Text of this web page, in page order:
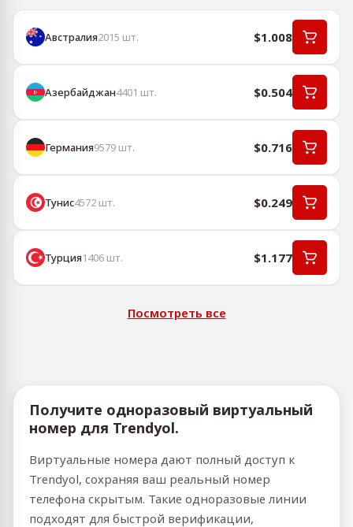
Австралия2015 шт. $1.008
Азербайджан4401 шт. $0.504
Германия9579 шт. $0.716
Тунис4572 шт. $0.249
Турция1406 шт. $1.177
Посмотреть все
Получите одноразовый виртуальный
номер для Trendyol.
Виртуальные номера дают полный доступ к
Trendyol, сохраняя ваш реальный номер
телефона скрытым. Такие одноразовые линии
подходят для быстрой верификации,